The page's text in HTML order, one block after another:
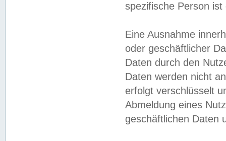
spezifische Person
Eine Ausnahme
oder geschäftlicher
Daten durch den
Daten werden nicht
erfolgt verschlüsselt
Abmeldung eines
geschäftlichen Daten